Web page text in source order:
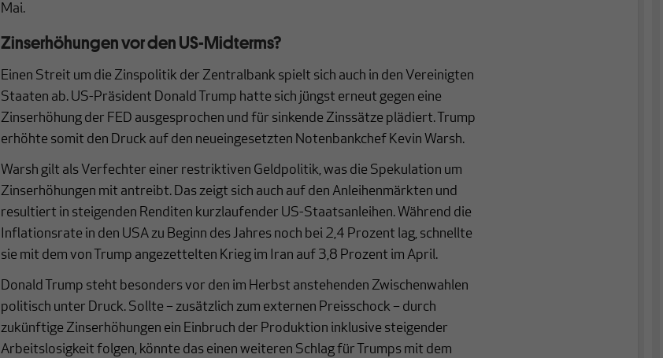
Mai.
Zinserhöhungen vor den US-Midterms?
Einen Streit um die Zinspolitik der Zentralbank spielt sich auch in den Vereinigten
Staaten ab. US-Präsident Donald Trump hatte sich jüngst erneut gegen eine
Zinserhöhung der FED ausgesprochen und für sinkende Zinssätze plädiert. Trump
erhöhte somit den Druck auf den neueingesetzten Notenbankchef Kevin Warsh.
Warsh gilt als Verfechter einer restriktiven Geldpolitik, was die Spekulation um
Zinserhöhungen mit antreibt. Das zeigt sich auch auf den Anleihenmärkten und
resultiert in steigenden Renditen kurzlaufender US-Staatsanleihen. Während die
Inflationsrate in den USA zu Beginn des Jahres noch bei 2,4 Prozent lag, schnellte
sie mit dem von Trump angezettelten Krieg im Iran auf 3,8 Prozent im April.
Donald Trump steht besonders vor den im Herbst anstehenden Zwischenwahlen
politisch unter Druck. Sollte – zusätzlich zum externen Preisschock – durch
zukünftige Zinserhöhungen ein Einbruch der Produktion inklusive steigender
Arbeitslosigkeit folgen, könnte das einen weiteren Schlag für Trumps mit dem